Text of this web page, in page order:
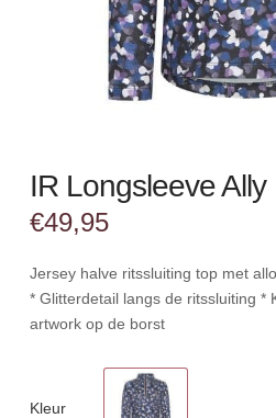
IR Longsleeve Ally
€49,95
Jersey halve ritssluiting top met
* Glitterdetail langs de ritssluiting *
artwork op de borst
Kleur